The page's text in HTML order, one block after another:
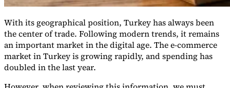
VAT für Anfänger
Indirekte Steuern 101
With its geographical position, Turkey has always been
the center of trade. Following modern trends, it remains
an important market in the digital age. The e-commerce
market in Turkey is growing rapidly, and spending has
doubled in the last year.